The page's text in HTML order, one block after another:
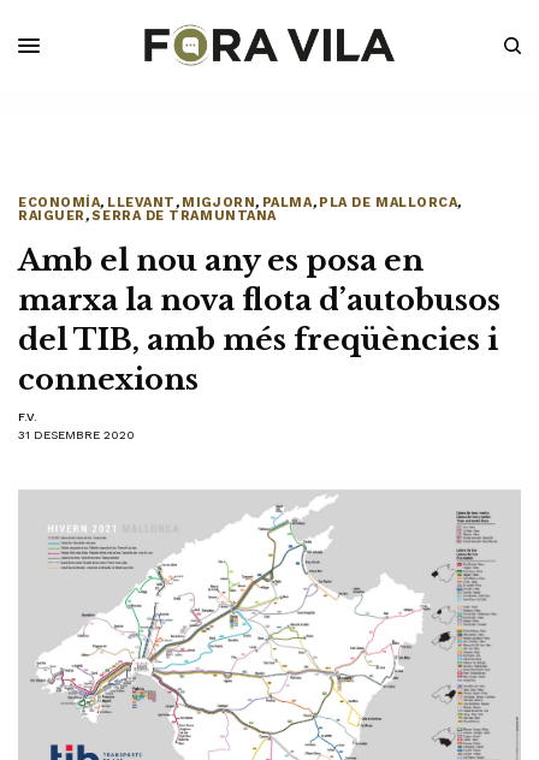
ECONOMÍA, LLEVANT, MIGJORN, PALMA, PLA DE MALLORCA,
RAIGUER,SERRA DE TRAMUNTANA
Amb el nou any es posa en
marxa la nova flota d’autobusos
del TIB, amb més freqüències i
connexions
F.V.
31 DESEMBRE 2020